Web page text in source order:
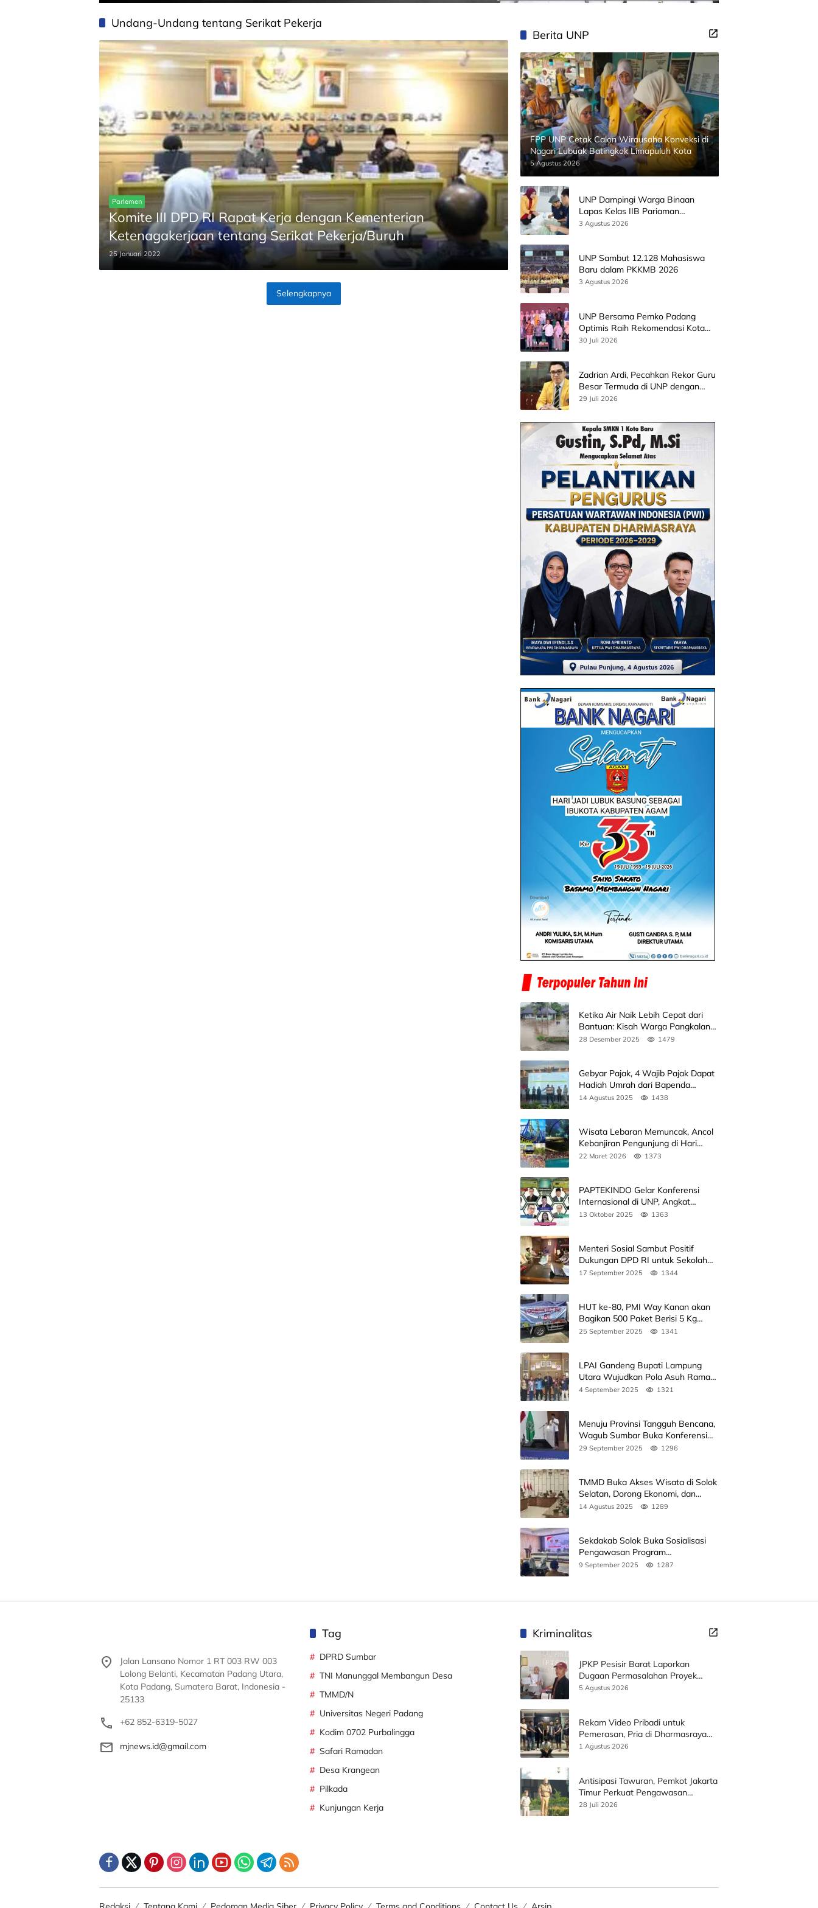
Undang-Undang tentang Serikat Pekerja
Parlemen
Komite III DPD RI Rapat Kerja dengan Kementerian
Ketenagakerjaan tentang Serikat Pekerja/Buruh
25 Januari 2022
Selengkapnya
Berita UNP
FPP UNP Cetak Calon Wirausaha Konveksi di
Nagari Lubuak Batingkok Limapuluh Kota
5 Agustus 2026
UNP Dampingi Warga Binaan
Lapas Kelas IIB Pariaman
Kembangkan Produk Kreatif
3 Agustus 2026
UNP Sambut 12.128 Mahasiswa
Baru dalam PKKMB 2026
3 Agustus 2026
UNP Bersama Pemko Padang
Optimis Raih Rekomendasi Kota
Gastronomi UNESCO
30 Juli 2026
Zadrian Ardi, Pecahkan Rekor Guru
Besar Termuda di UNP dengan
Riset Stress Akademik
29 Juli 2026
Ketika Air Naik Lebih Cepat dari
Bantuan: Kisah Warga Pangkalan
Koto Baru Bertahan di Tengah
28 Desember 2025 1479
Gebyar Pajak, 4 Wajib Pajak Dapat
Hadiah Umrah dari Bapenda
Sumbar
14 Agustus 2025 1438
Wisata Lebaran Memuncak, Ancol
Kebanjiran Pengunjung di Hari
Kedua
22 Maret 2026 1373
PAPTEKINDO Gelar Konferensi
Internasional di UNP, Angkat
Kolaborasi Pendidikan Vokasi,
13 Oktober 2025 1363
Menteri Sosial Sambut Positif
Dukungan DPD RI untuk Sekolah
Rakyat
17 September 2025 1344
HUT ke-80, PMI Way Kanan akan
Bagikan 500 Paket Berisi 5 Kg
Beras
25 September 2025 1341
LPAI Gandeng Bupati Lampung
Utara Wujudkan Pola Asuh Ramah
Anak Lewat Seminar Kak Seto, Ini
4 September 2025 1321
Menuju Provinsi Tangguh Bencana,
Wagub Sumbar Buka Konferensi
3rd ICDMM 2025 di Unand
29 September 2025 1296
TMMD Buka Akses Wisata di Solok
Selatan, Dorong Ekonomi, dan
Perkuat Peran Masyarakat
14 Agustus 2025 1289
Sekdakab Solok Buka Sosialisasi
Pengawasan Program
Pembangunan Revitalisasi Satuan
9 September 2025 1287
Jalan Lansano Nomor 1 RT 003 RW 003
Lolong Belanti, Kecamatan Padang Utara,
Kota Padang, Sumatera Barat, Indonesia -
25133
+62 852-6319-5027
mjnews.id@gmail.com
Tag
DPRD Sumbar
TNI Manunggal Membangun Desa
TMMD/N
Universitas Negeri Padang
Kodim 0702 Purbalingga
Safari Ramadan
Desa Krangean
Pilkada
Kunjungan Kerja
Kriminalitas
JPKP Pesisir Barat Laporkan
Dugaan Permasalahan Proyek
SPAM ke Kejati Lampung
5 Agustus 2026
Rekam Video Pribadi untuk
Pemerasan, Pria di Dharmasraya
Ditangkap Usai Diduga Perkosa
1 Agustus 2026
Antisipasi Tawuran, Pemkot Jakarta
Timur Perkuat Pengawasan
Wilayah dan Layanan Publik
28 Juli 2026